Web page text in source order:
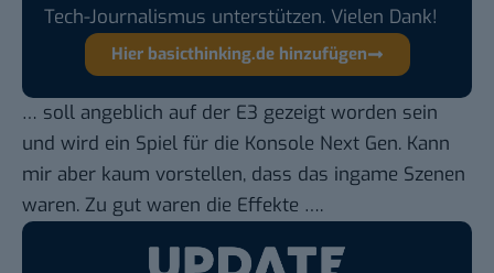
Tech-Journalismus unterstützen. Vielen Dank!
Hier basicthinking.de hinzufügen
… soll angeblich auf der E3 gezeigt worden sein
und wird ein Spiel für die Konsole Next Gen. Kann
mir aber kaum vorstellen, dass das ingame Szenen
waren. Zu gut waren die Effekte ….